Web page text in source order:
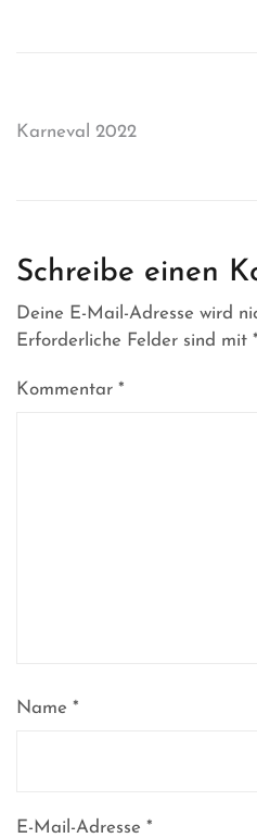
Karneval 2022
Schreibe einen
Deine E-Mail-Adresse wird
Erforderliche Felder sind mit *
Kommentar *
Name *
E-Mail-Adresse *